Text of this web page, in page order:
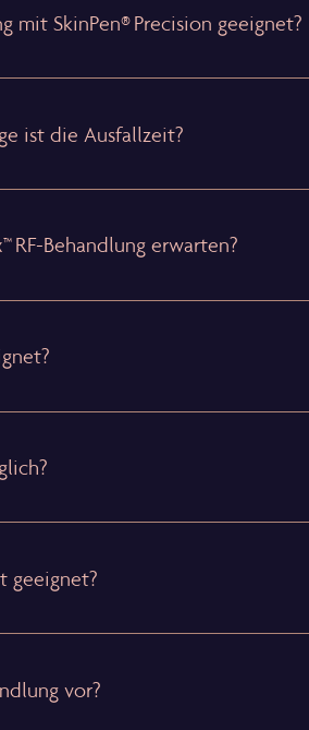
SkinPen® Precision geeignet?
ist die Ausfallzeit?
RF-Behandlung erwarten?
geeignet?
vor?